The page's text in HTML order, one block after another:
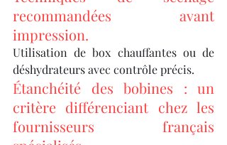
recommandées avant
impression.
Utilisation de box chauffantes ou de
déshydrateurs avec contrôle précis.
Étanchéité des bobines : un
critère différenciant chez les
fournisseurs français